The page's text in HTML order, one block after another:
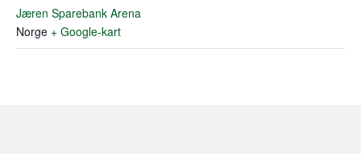
Jæren Sparebank Arena
Norge + Google-kart